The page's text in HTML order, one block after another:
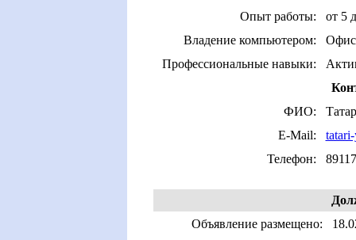
Опыт работы:
от 5
Владение компьютером:
Профессиональные навыки:
ФИО:
E-Mail:
Телефон:
Объявление размещено: